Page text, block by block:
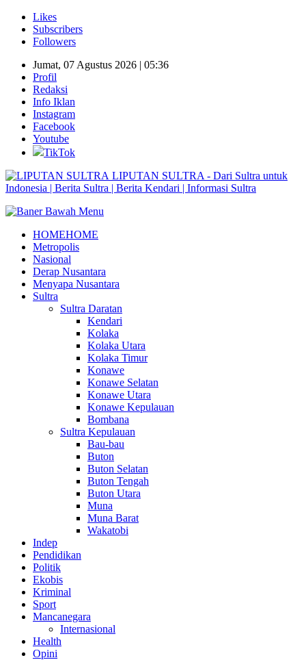
Likes
Subscribers
Followers
Jumat, 07 Agustus 2026 | 05:36
Profil
Redaksi
Info Iklan
Instagram
Facebook
Youtube
TikTok
LIPUTAN SULTRA - Dari Sultra untuk
Indonesia | Berita Sultra | Berita Kendari | Informasi Sultra
HOMEHOME
Metropolis
Nasional
Derap Nusantara
Menyapa Nusantara
Sultra
Sultra Daratan
Kendari
Kolaka
Kolaka Utara
Kolaka Timur
Konawe
Konawe Selatan
Konawe Utara
Konawe Kepulauan
Bombana
Sultra Kepulauan
Bau-bau
Buton
Buton Selatan
Buton Tengah
Buton Utara
Muna
Muna Barat
Wakatobi
Indep
Pendidikan
Politik
Ekobis
Kriminal
Sport
Mancanegara
Internasional
Health
Opini